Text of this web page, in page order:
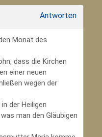
Antworten
Monat des
dass die Kirchen
einer neuen
wegen der
der Heiligen
man den Gläubigen